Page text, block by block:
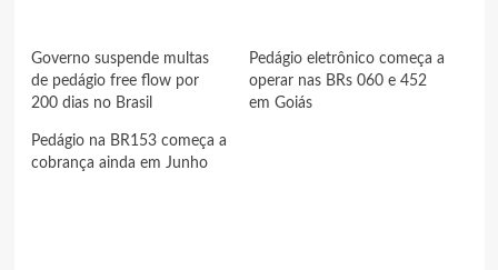
Governo suspende multas
de pedágio free flow por
200 dias no Brasil
Pedágio eletrônico começa a
operar nas BRs 060 e 452
em Goiás
Pedágio na BR153 começa a
cobrança ainda em Junho